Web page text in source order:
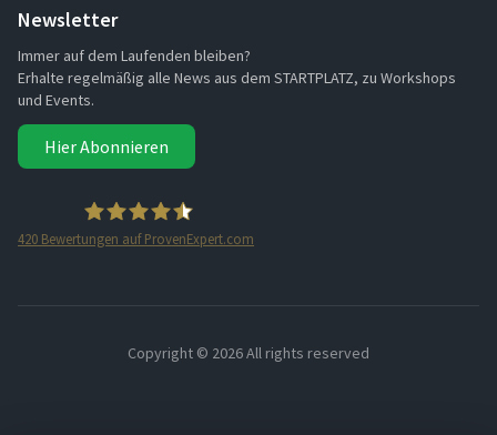
Newsletter
Immer auf dem Laufenden bleiben?
Erhalte regelmäßig alle News aus dem STARTPLATZ, zu Workshops
und Events.
Hier Abonnieren
420 Bewertungen auf ProvenExpert.com
Copyright © 2026 All rights reserved